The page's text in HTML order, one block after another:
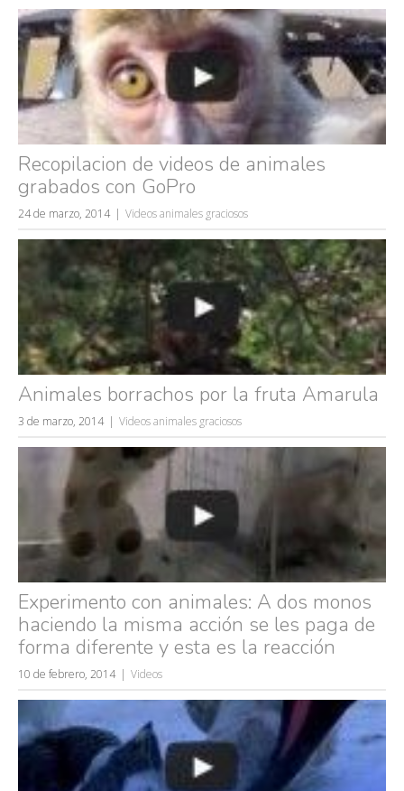
fails
Recopilacion de videos de animales
grabados con GoPro
24 de marzo, 2014 Videos animales graciosos
Animales borrachos por la fruta Amarula
3 de marzo, 2014 Videos animales graciosos
Experimento con animales: A dos monos
haciendo la misma acción se les paga de
forma diferente y esta es la reacción
10 de febrero, 2014 Videos